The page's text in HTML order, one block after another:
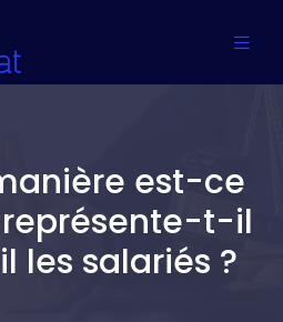
est-ce
représente-t-il
les salariés ?